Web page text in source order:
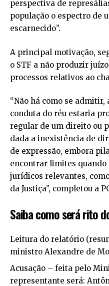
perspectiva de
população o espectro de
escarnecido”.
A principal motivação,
o STF a não produzir
processos relativos ao
“Não há como se admitir,
conduta do réu estaria
regular de um direito ou
dada a inexistência de
de expressão, embora
encontrar limites quando
jurídicos relevantes,
da Justiça”, completou a
Saiba como será rito
Leitura do relatório
ministro Alexandre de
Acusação – feita pelo
representante será: